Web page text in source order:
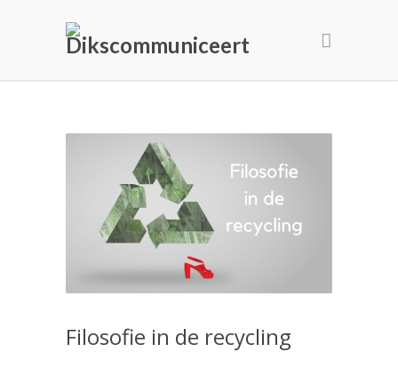
Filosofie in de recycling